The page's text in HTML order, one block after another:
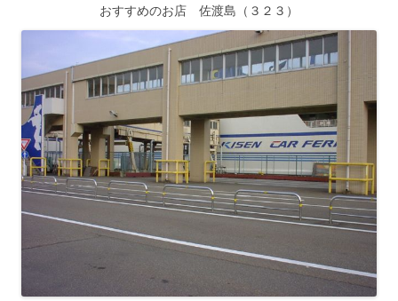
おすすめのお店 佐渡島（３２３）